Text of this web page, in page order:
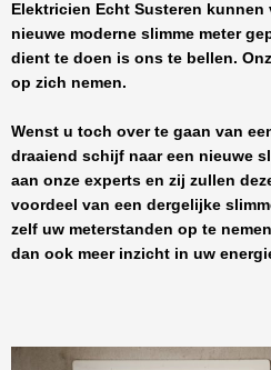
Elektricien Echt Susteren kunnen
nieuwe moderne slimme meter
dient te doen is ons te bellen.
op zich nemen.
Wenst u toch over te gaan van
draaiend schijf naar een nieuwe
aan onze experts en zij zullen
voordeel van een dergelijke
zelf uw meterstanden op te
dan ook meer inzicht in uw